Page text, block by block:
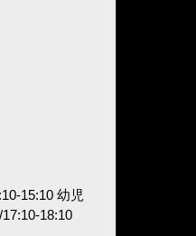
15:10 幼児
18:10